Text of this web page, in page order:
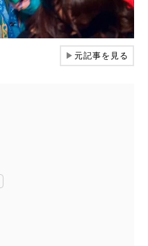
▶元記事を見る